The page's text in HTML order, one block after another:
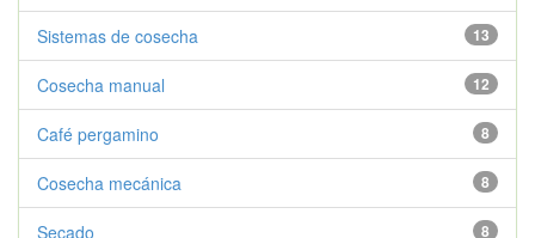
13
Sistemas de cosecha
12
Cosecha manual
8
Café pergamino
8
Cosecha mecánica
8
Secado